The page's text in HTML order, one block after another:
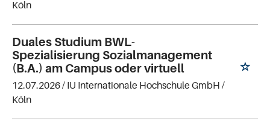
Köln
Duales Studium BWL-
Spezialisierung Sozialmanagement
(B.A.) am Campus oder virtuell
12.07.2026 / IU Internationale Hochschule GmbH /
Köln